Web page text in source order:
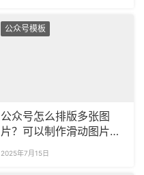
公众号模板
公众号怎么排版多张图
片？可以制作滑动图片的
2025年7月15日